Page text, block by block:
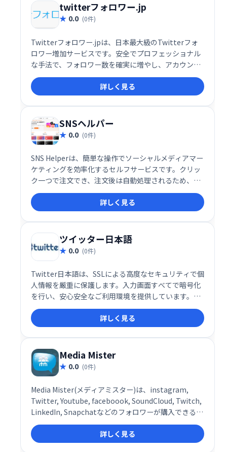
twitterフォロワー.jp
0.0 (0件)
Twitterフォロワー.jpは、日本最大級のTwitterフォ
ロワー増加サービスです。安全でプロフェッショナル
な手法で、フォロワー数を確実に増やし、アカウント
の認知度向上をサポートします。安心してご利用いた
だけるサービスなので、Twitter運用でお困りの方は
ぜひ一度お試しください。
詳しく見る
SNSヘルパー
0.0 (0件)
SNS Helperは、簡単な操作でソーシャルメディアマー
ケティングを効率化するセルフサービスです。クリッ
ク一つで注文でき、注文後は自動処理されるため、手
間なくマーケティング活動を進められます。手軽に始
められるソーシャルメディア戦略の強力な味方です。
詳しく見る
ツイッター日本語
0.0 (0件)
Twitter日本語は、SSLによる高度なセキュリティで個
人情報を厳重に保護します。入力画面すべてで暗号化
を行い、安心安全なご利用環境を提供しています。安
心してご利用ください。
詳しく見る
Media Mister
0.0 (0件)
Media Mister(メディアミスター)は、instagram,
Twitter, Youtube, faceboook, SoundCloud, Twitch,
LinkedIn, Snapchatなどのフォロワーが購入できる海
外のサービスです。
詳しく見る